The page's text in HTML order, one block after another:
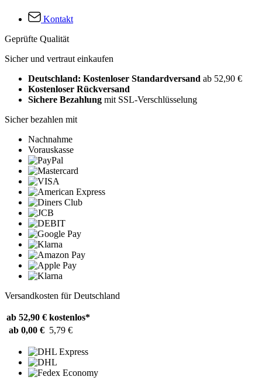
Kontakt
Geprüfte Qualität
Sicher und vertraut einkaufen
Deutschland: Kostenloser Standardversand ab 52,90 €
Kostenloser Rückversand
Sichere Bezahlung mit SSL-Verschlüsselung
Sicher bezahlen mit
Nachnahme
Vorauskasse
Versandkosten für Deutschland
ab 52,90 € kostenlos*
ab 0,00 € 5,79 €